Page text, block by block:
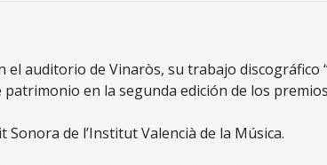
el auditorio de Vinaròs, su trabajo discográfico
en la segunda edición de los
de l’Institut Valencià de la Música.